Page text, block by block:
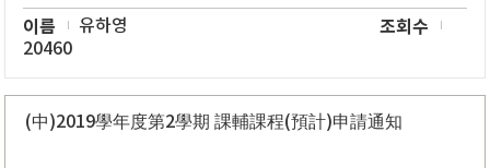
이름 유하영 조회수
20460
(中)2019學年度第2學期 課輔課程(預計)申請通知